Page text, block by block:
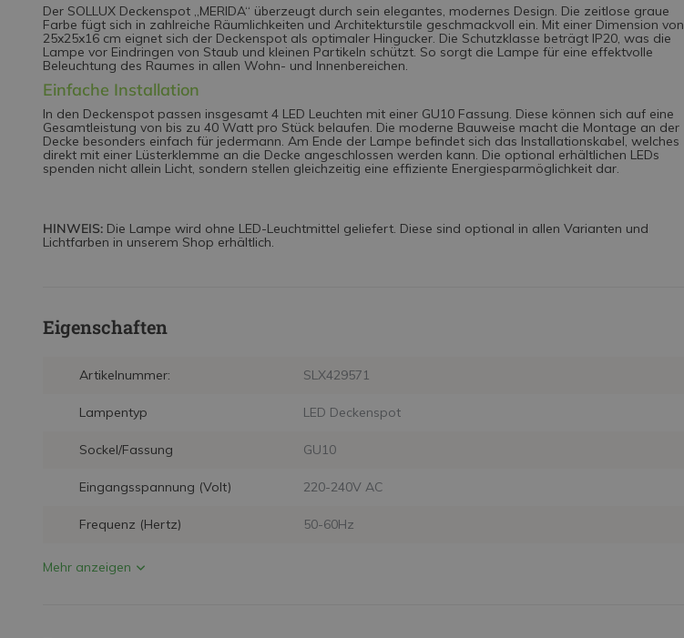
Der SOLLUX Deckenspot „MERIDA“ überzeugt durch sein elegantes, modernes Design. Die zeitlose graue
Farbe fügt sich in zahlreiche Räumlichkeiten und Architekturstile geschmackvoll ein. Mit einer Dimension von
25x25x16 cm eignet sich der Deckenspot als optimaler Hingucker. Die Schutzklasse beträgt IP20, was die
Lampe vor Eindringen von Staub und kleinen Partikeln schützt. So sorgt die Lampe für eine effektvolle
Beleuchtung des Raumes in allen Wohn- und Innenbereichen.
Einfache Installation
In den Deckenspot passen insgesamt 4 LED Leuchten mit einer GU10 Fassung. Diese können sich auf eine
Gesamtleistung von bis zu 40 Watt pro Stück belaufen. Die moderne Bauweise macht die Montage an der
Decke besonders einfach für jedermann. Am Ende der Lampe befindet sich das Installationskabel, welches
direkt mit einer Lüsterklemme an die Decke angeschlossen werden kann. Die optional erhältlichen LEDs
spenden nicht allein Licht, sondern stellen gleichzeitig eine effiziente Energiesparmöglichkeit dar.
HINWEIS: Die Lampe wird ohne LED-Leuchtmittel geliefert. Diese sind optional in allen Varianten und
Lichtfarben in unserem Shop erhältlich.
Eigenschaften
Artikelnummer: SLX429571
Lampentyp LED Deckenspot
Sockel/Fassung GU10
Eingangsspannung (Volt) 220-240V AC
Frequenz (Hertz) 50-60Hz
Mehr anzeigen